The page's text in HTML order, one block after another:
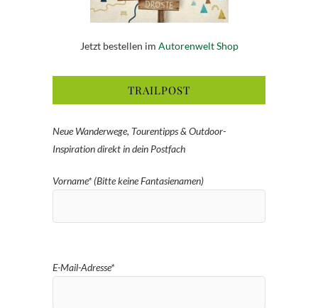
Jetzt bestellen im Autorenwelt Shop
TRAILPOST
Neue Wanderwege, Tourentipps & Outdoor-
Inspiration direkt in dein Postfach
Vorname* (Bitte keine Fantasienamen)
E-Mail-Adresse*